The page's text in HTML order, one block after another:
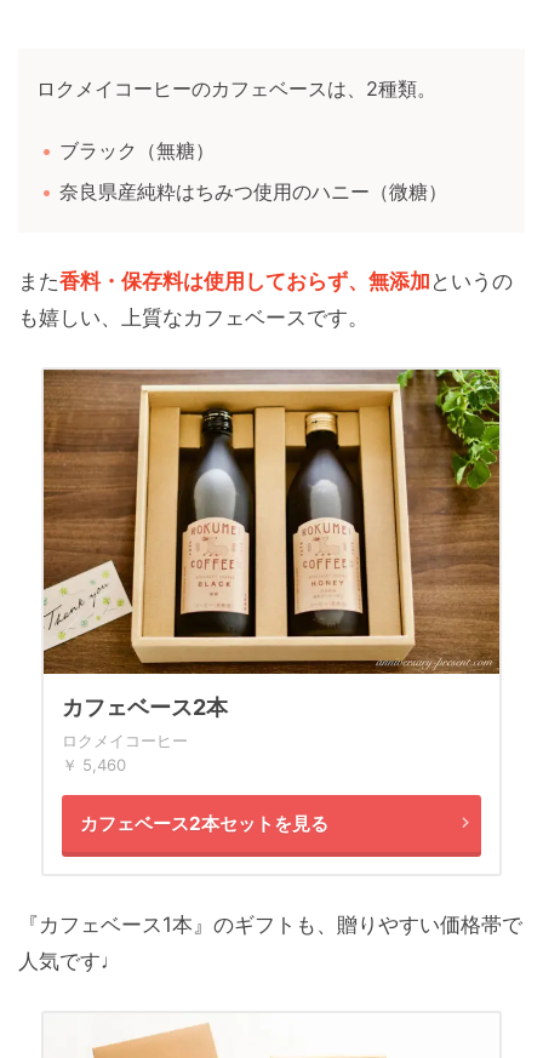
ロクメイコーヒーのカフェベースは、2種類。
ブラック（無糖）
奈良県産純粋はちみつ使用のハニー（微糖）
また香料・保存料は使用しておらず、無添加 というの
も嬉しい、上質なカフェベースです。
カフェベース2本
ロクメイコーヒー
￥ 5,460
カフェベース2本セットを見る
『カフェベース1本』のギフトも、贈りやすい価格帯で
人気です♩